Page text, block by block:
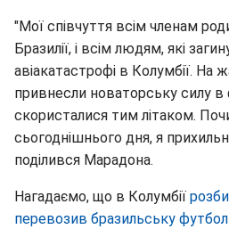
"Мої співчуття всім членам
Бразилії, і всім людям, які
авіакатастрофі в Колумбії. На
привнесли новаторську силу в
скористалися тим літаком.
сьогоднішнього дня, я
поділився Марадона.
Нагадаємо, що в Колумбії
перевозив бразильську